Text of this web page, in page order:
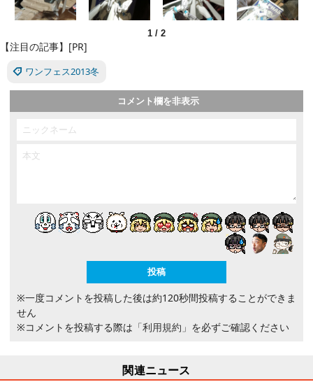
1 / 2
【注目の記事】[PR]
ワンフェス2013冬
コメント欄を非表示
※一度コメントを投稿した後は約120秒間投稿することができま
せん
※コメントを投稿する際は 「利用規約」 を必ずご確認ください
関連ニュース